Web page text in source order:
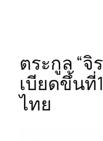
ตระกูล “
เบียดขึ้นที่
ไทย